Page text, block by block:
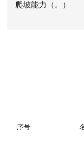
爬坡能力 （ 。 ）
序号